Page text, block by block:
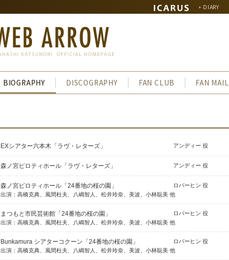
DIARY
BIOGRAPHY DISCOGRAPHY FAN CLUB FAN MAIL
EXシアター六本木 「ラヴ・レターズ」 アンディー 役
森ノ宮ピロティホール 「ラヴ・レターズ」 アンディー 役
森ノ宮ピロティホール 「24番地の桜の園」
ロパーヒン 役
出演：高橋克典、風間杜夫、八嶋智人、松井玲奈、美波、小林聡美 他
まつもと市民芸術館 「24番地の桜の園」
ロパーヒン 役
出演：高橋克典、風間杜夫、八嶋智人、松井玲奈、美波、小林聡美 他
Bunkamura シアターコクーン 「24番地の桜の園」
ロパーヒン 役
出演：高橋克典、風間杜夫、八嶋智人、松井玲奈、美波、小林聡美 他